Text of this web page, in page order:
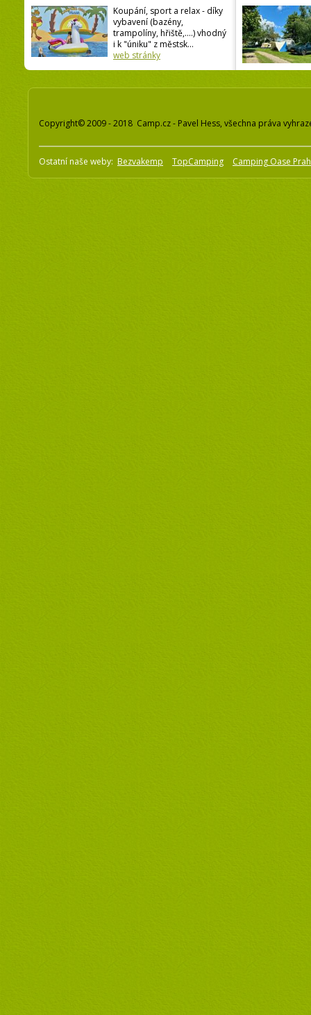
Koupání, sport a relax - díky
vybavení (bazény,
trampolíny, hřiště,....) vhodný
i k "úniku" z městsk...
web stránky
Copyright© 2009 - 2018 Camp.cz - Pavel Hess, všechna práva
Ostatní naše weby: Bezvakemp TopCamping Camping Oase